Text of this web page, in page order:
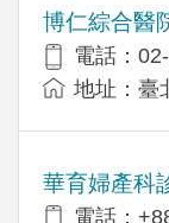
博仁綜合醫
電話：
地址：臺
華育婦產科
電話：